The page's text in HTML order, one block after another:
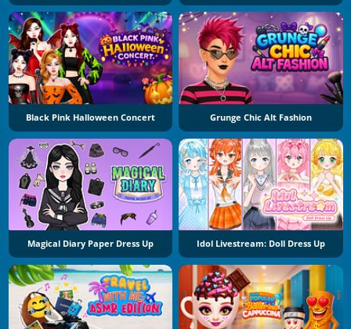
Black Pink Halloween Concert Grunge Chic Alt Fashion
Magical Diary Paper Dress Up Idol Livestream: Doll Dress Up